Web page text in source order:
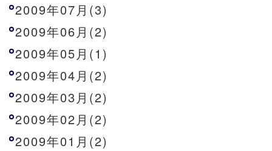
2009年07月(3)
2009年06月(2)
2009年05月(1)
2009年04月(2)
2009年03月(2)
2009年02月(2)
2009年01月(2)